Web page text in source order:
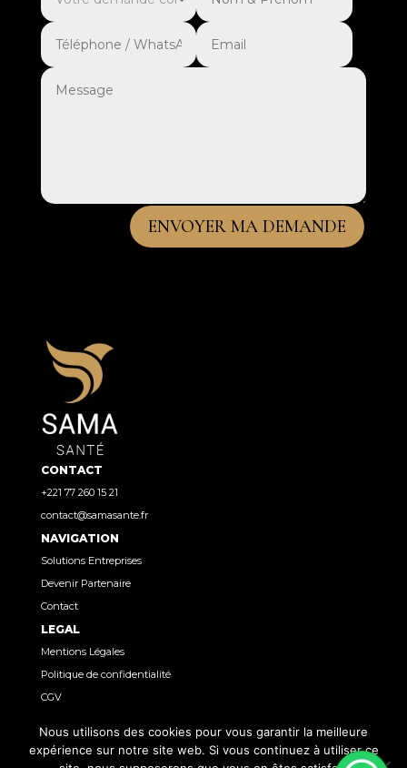
ENVOYER MA DEMANDE
CONTACT
+221 77 260 15 21
contact@samasante.fr
NAVIGATION
Solutions Entreprises
Devenir Partenaire
Contact
LEGAL
Mentions Légales
Politique de confidentialité
CGV
LinkedIn
Instagram
Nous utilisons des cookies pour vous garantir la meilleure
expérience sur notre site web. Si vous continuez à utiliser ce